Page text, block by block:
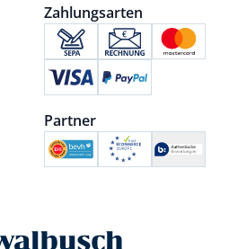
Zahlungsarten
Partner